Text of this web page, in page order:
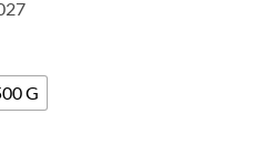
prix :
à
22,50€
G